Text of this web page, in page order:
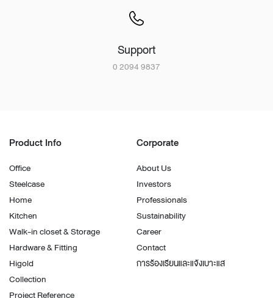
Support
0 2094 9837
Product Info
Office
Steelcase
Home
Kitchen
Walk-in closet & Storage
Hardware & Fitting
Higold
Collection
Project Reference
Corporate
About Us
Investors
Professionals
Sustainability
Career
Contact
การร้องเรียนและแจ้งเบาะแส